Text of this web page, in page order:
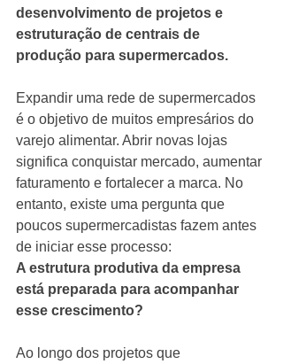
desenvolvimento de projetos e
estruturação de centrais de
produção para supermercados.
Expandir uma rede de supermercados
é o objetivo de muitos empresários do
varejo alimentar. Abrir novas lojas
significa conquistar mercado, aumentar
faturamento e fortalecer a marca. No
entanto, existe uma pergunta que
poucos supermercadistas fazem antes
de iniciar esse processo:
A estrutura produtiva da empresa
está preparada para acompanhar
esse crescimento?
Ao longo dos projetos que